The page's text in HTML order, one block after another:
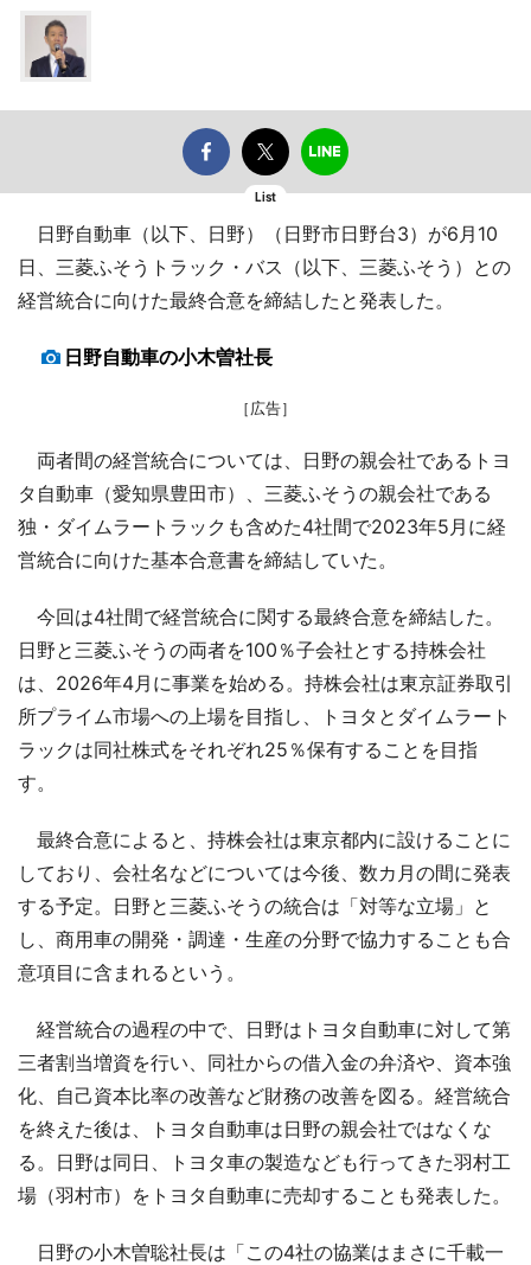
List
日野自動車（以下、日野）（日野市日野台3）が6月10
日、三菱ふそうトラック・バス（以下、三菱ふそう）との
経営統合に向けた最終合意を締結したと発表した。
日野自動車の小木曽社長
［広告］
両者間の経営統合については、日野の親会社であるトヨ
タ自動車（愛知県豊田市）、三菱ふそうの親会社である
独・ダイムラートラックも含めた4社間で2023年5月に経
営統合に向けた基本合意書を締結していた。
今回は4社間で経営統合に関する最終合意を締結した。
日野と三菱ふそうの両者を100％子会社とする持株会社
は、2026年4月に事業を始める。持株会社は東京証券取引
所プライム市場への上場を目指し、トヨタとダイムラート
ラックは同社株式をそれぞれ25％保有することを目指
す。
最終合意によると、持株会社は東京都内に設けることに
しており、会社名などについては今後、数カ月の間に発表
する予定。日野と三菱ふそうの統合は「対等な立場」と
し、商用車の開発・調達・生産の分野で協力することも合
意項目に含まれるという。
経営統合の過程の中で、日野はトヨタ自動車に対して第
三者割当増資を行い、同社からの借入金の弁済や、資本強
化、自己資本比率の改善など財務の改善を図る。経営統合
を終えた後は、トヨタ自動車は日野の親会社ではなくな
る。日野は同日、トヨタ車の製造なども行ってきた羽村工
場（羽村市）をトヨタ自動車に売却することも発表した。
日野の小木曽聡社長は「この4社の協業はまさに千載一